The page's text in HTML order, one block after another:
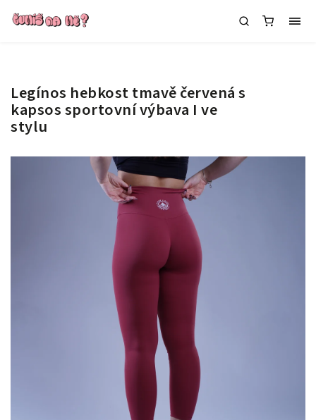
Legínos hebkost tmavě červená s
kapsossportovní výbava I ve
stylu